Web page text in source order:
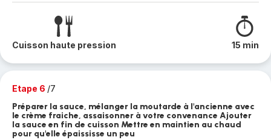
Cuisson haute pression 15 min
Etape 6 /7
Préparer la sauce, mélanger la moutarde à l'ancienne avec
le crème fraiche, assaisonner à votre convenance Ajouter
la sauce en fin de cuisson Mettre en maintien au chaud
pour qu'elle épaississe un peu